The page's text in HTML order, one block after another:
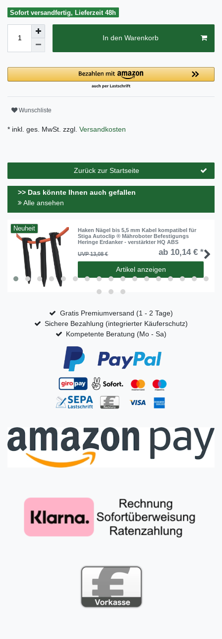
Sofort versandfertig, Lieferzeit 48h
In den Warenkorb
Wunschliste
* inkl. ges. MwSt. zzgl. Versandkosten
Zurück zur Startseite
>> Das könnte Ihnen auch gefallen
Alle ansehen
Neuheit
Haken Nägel bis 5,5 mm Kabel kompatibel für
Stiga Autoclip ® Mähroboter Befestigungs
Heringe Erdanker - verstärkter HQ ABS
UVP 13,08 €
ab 10,14 € *
Artikel anzeigen
Gratis Premiumversand (1 - 2 Tage)
Sichere Bezahlung (integrierter Käuferschutz)
Kompetente Beratung (Mo - Sa)